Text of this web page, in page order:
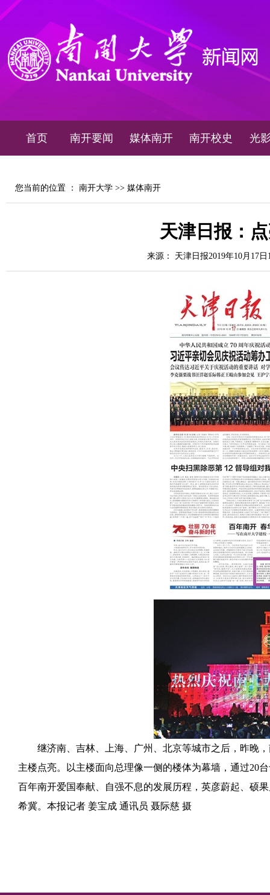
首页 南开要闻 媒体南开 南开校史 光
您当前的位置 ： 南开大学 >> 媒体南开
天津日报：
来源： 天津日报2019年10月17日
继济南、吉林、上海、广州、北京等城市之后，昨晚，
主楼点亮。以主楼面向总理像一侧的楼体为幕墙，通过20
百年南开爱国奉献、自强不息的发展历程，英彦蔚起、硕
希冀。本报记者 姜宝成 通讯员 聂际慈 摄